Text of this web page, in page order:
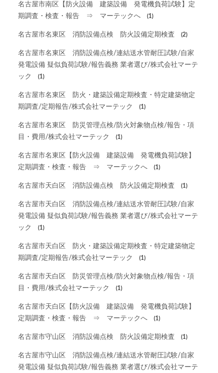
名古屋市南区【防火設備 建築設備 発電機負荷試験】定
期調査・検査・報告 ⇒ マーテックへ
(1)
名古屋市名東区 消防設備点検 防火設備定期検査 (2)
名古屋市名東区 消防設備点検/連結送水管耐圧試験/自家
発電設備 疑似負荷試験/報告義務 業者選び/株式会社マーテ
ック
(1)
名古屋市名東区 防火・建築設備定期検査・特定建築物定
期調査/定期報告/株式会社マーテック
(1)
名古屋市名東区 防災管理点検/防火対象物点検/報告・項
目・費用/株式会社マーテック
(1)
名古屋市名東区【防火設備 建築設備 発電機負荷試験】
定期調査・検査・報告 ⇒ マーテックへ
(1)
名古屋市天白区 消防設備点検 防火設備定期検査 (1)
名古屋市天白区 消防設備点検/連結送水管耐圧試験/自家
発電設備 疑似負荷試験/報告義務 業者選び/株式会社マーテ
ック
(1)
名古屋市天白区 防火・建築設備定期検査・特定建築物定
期調査/定期報告/株式会社マーテック
(1)
名古屋市天白区 防災管理点検/防火対象物点検/報告・項
目・費用/株式会社マーテック
(1)
名古屋市天白区【防火設備 建築設備 発電機負荷試験】
定期調査・検査・報告 ⇒ マーテックへ
(1)
名古屋市守山区 消防設備点検 防火設備定期検査 (1)
名古屋市守山区 消防設備点検/連結送水管耐圧試験/自家
発電設備 疑似負荷試験/報告義務 業者選び/株式会社マーテ